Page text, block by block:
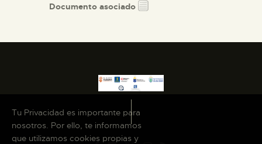
Documento asociado
Tu Privacidad es importante para
nosotros. Por ello, te informamos
que utilizamos cookies propias y